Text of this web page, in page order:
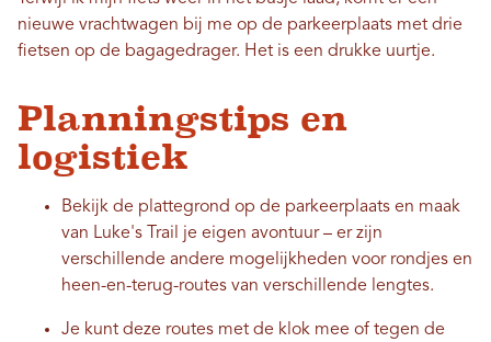
nieuwe vrachtwagen bij me op de parkeerplaats met drie
fietsen op de bagagedrager. Het is een drukke uurtje.
Planningstips en
logistiek
Bekijk de plattegrond op de parkeerplaats en maak
van Luke's Trail je eigen avontuur – er zijn
verschillende andere mogelijkheden voor rondjes en
heen-en-terug-routes van verschillende lengtes.
Je kunt deze routes met de klok mee of tegen de